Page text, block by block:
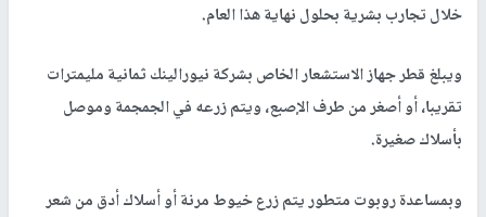
خلال تجارب بشرية بحلول نهاية هذا العام.
ويبلغ قطر جهاز الاستشعار الخاص بشركة نيورالينك ثمانية مليمترات
تقريبا، أو أصغر من طرف الإصبع، ويتم زرعه في الجمجمة وموصل
بأسلاك صغيرة.
وبمساعدة روبوت متطور يتم زرع خيوط مرنة أو أسلاك أدق من شعر